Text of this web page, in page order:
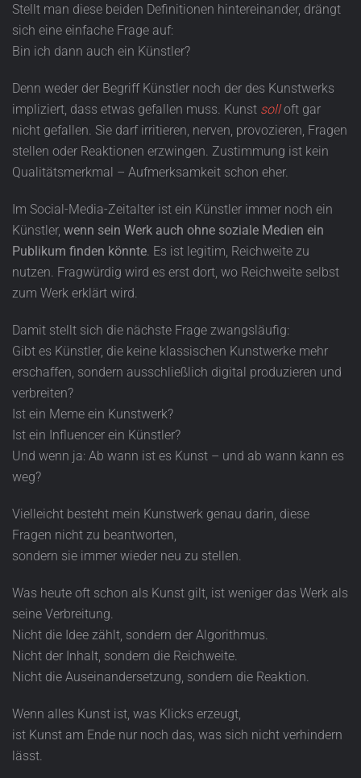
Stellt man diese beiden Definitionen hintereinander, drängt
sich eine einfache Frage auf:
Bin ich dann auch ein Künstler?
Denn weder der Begriff Künstler noch der des Kunstwerks
impliziert, dass etwas gefallen muss. Kunst solloft gar
nicht gefallen. Sie darf irritieren, nerven, provozieren, Fragen
stellen oder Reaktionen erzwingen. Zustimmung ist kein
Qualitätsmerkmal – Aufmerksamkeit schon eher.
Im Social-Media-Zeitalter ist ein Künstler immer noch ein
Künstler, wenn sein Werk auch ohne soziale Medien ein
Publikum finden könnte . Es ist legitim, Reichweite zu
nutzen. Fragwürdig wird es erst dort, wo Reichweite selbst
zum Werk erklärt wird.
Damit stellt sich die nächste Frage zwangsläufig:
Gibt es Künstler, die keine klassischen Kunstwerke mehr
erschaffen, sondern ausschließlich digital produzieren und
verbreiten?
Ist ein Meme ein Kunstwerk?
Ist ein Influencer ein Künstler?
Und wenn ja: Ab wann ist es Kunst – und ab wann kann es
weg?
Vielleicht besteht mein Kunstwerk genau darin, diese
Fragen nicht zu beantworten,
sondern sie immer wieder neu zu stellen.
Was heute oft schon als Kunst gilt, ist weniger das Werk als
seine Verbreitung.
Nicht die Idee zählt, sondern der Algorithmus.
Nicht der Inhalt, sondern die Reichweite.
Nicht die Auseinandersetzung, sondern die Reaktion.
Wenn alles Kunst ist, was Klicks erzeugt,
ist Kunst am Ende nur noch das, was sich nicht verhindern
lässt.